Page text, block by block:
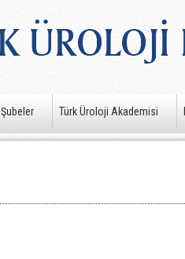
Şubeler Türk Üroloji Akademisi